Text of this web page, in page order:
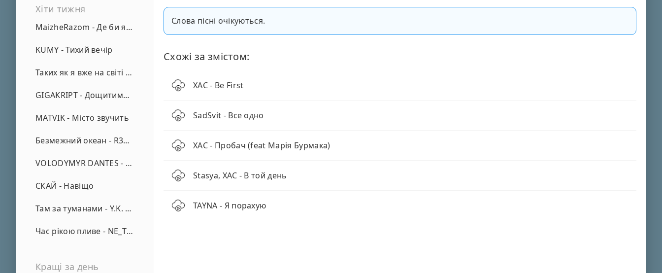
Хіти тижня
MaizheRazom - Де би я не був
KUMY - Тихий вечір
Таких як я вже на світі нема - А. Малярник
GIGAKRIPT - Дощитиме зима
MATVIK - Місто звучить
Безмежний океан - R3phase
VOLODYMYR DANTES - Просто кохаю (REMIX)
СКАЙ - Навіщо
Там за туманами - Y.K. Music
Час рікою пливе - NE_TVOYA_MRIYA
Кращі за день
Слова пісні очікуються.
Схожі за змістом:
ХАС - Be First
SadSvit - Все одно
ХАС - Пробач (feat Марія Бурмака)
Stasya, ХАС - В той день
TAYNA - Я порахую